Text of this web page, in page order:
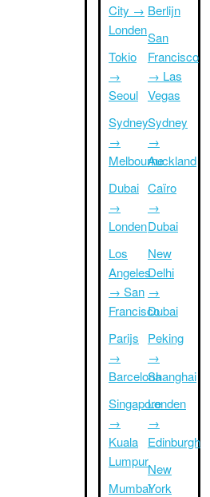
City →
Londen
Tokio
→
Seoul
Sydney
→
Melbourne
Dubai
→
Londen
Los
Angeles
→ San
Francisco
Parijs
→
Barcelona
Singapore
→
Kuala
Lumpur
Mumbai
Berlijn
San
Francisco
→ Las
Vegas
Sydney
→
Auckland
Caïro
→
Dubai
New
Delhi
→
Dubai
Peking
→
Shanghai
Londen
→
Edinburgh
New
York